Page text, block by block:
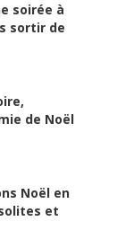
soirée à
sortir de
de Noël
Noël en
et